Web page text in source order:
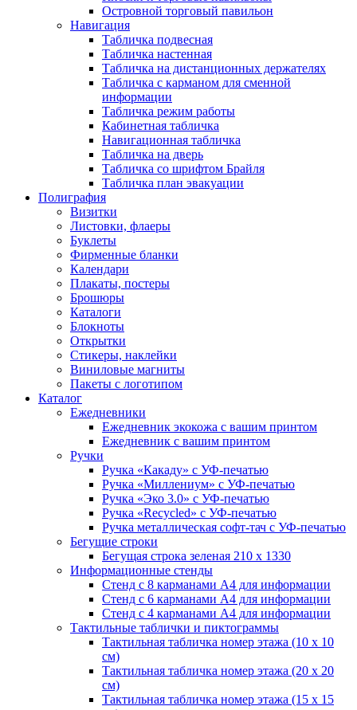
Островной торговый павильон
Навигация
Табличка подвесная
Табличка настенная
Табличка на дистанционных держателях
Табличка с карманом для сменной
информации
Табличка режим работы
Кабинетная табличка
Навигационная табличка
Табличка на дверь
Табличка со шрифтом Брайля
Табличка план эвакуации
Полиграфия
Визитки
Листовки, флаеры
Буклеты
Фирменные бланки
Календари
Плакаты, постеры
Брошюры
Каталоги
Блокноты
Открытки
Стикеры, наклейки
Виниловые магниты
Пакеты с логотипом
Каталог
Ежедневники
Ежедневник экокожа с вашим принтом
Ежедневник с вашим принтом
Ручки
Ручка «Какаду» с УФ-печатью
Ручка «Миллениум» с УФ-печатью
Ручка «Эко 3.0» с УФ-печатью
Ручка «Recycled» с УФ-печатью
Ручка металлическая софт-тач с УФ-печатью
Бегущие строки
Бегущая строка зеленая 210 х 1330
Информационные стенды
Стенд с 8 карманами А4 для информации
Стенд с 6 карманами А4 для информации
Стенд с 4 карманами А4 для информации
Тактильные таблички и пиктограммы
Тактильная табличка номер этажа (10 x 10
см)
Тактильная табличка номер этажа (20 x 20
см)
Тактильная табличка номер этажа (15 х 15